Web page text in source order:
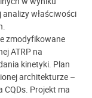
właściwości
zmodyfikowane
ATRP na
kinetyki. Plan
architekturze –
CQDs. Projekt ma